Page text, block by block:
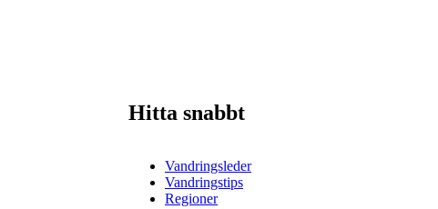
Hitta snabbt
Vandringsleder
Vandringstips
Regioner